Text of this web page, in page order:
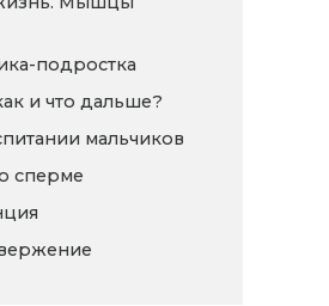
подростка
и что дальше?
мальчиков
сперме